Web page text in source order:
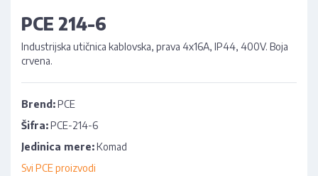
PCE 214-6
Industrijska utičnica kablovska, prava 4x16A, IP44, 400V. Boja
crvena.
Brend:PCE
Šifra:PCE-214-6
Jedinica mere:Komad
Svi PCE proizvodi